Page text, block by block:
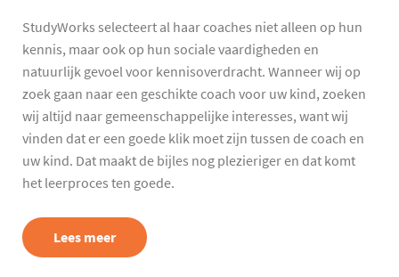
StudyWorks selecteert al haar coaches niet alleen op hun
kennis, maar ook op hun sociale vaardigheden en
natuurlijk gevoel voor kennisoverdracht. Wanneer wij op
zoek gaan naar een geschikte coach voor uw kind, zoeken
wij altijd naar gemeenschappelijke interesses, want wij
vinden dat er een goede klik moet zijn tussen de coach en
uw kind. Dat maakt de bijles nog plezieriger en dat komt
het leerproces ten goede.
Lees meer